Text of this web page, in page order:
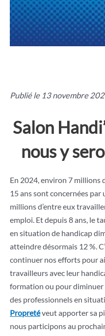
Publié le 13 novembre
Salon
nous y
En 2024, environ 7 millions
15 ans sont concernées par
millions d’entre eux
emploi. Et depuis 8 ans, le
en situation de handicap
atteindre désormais 12 %.
continuer nos efforts pour
travailleurs avec leur
formation ou pour diminuer
des professionnels en
Propretéveut apporter sa
nous participons au